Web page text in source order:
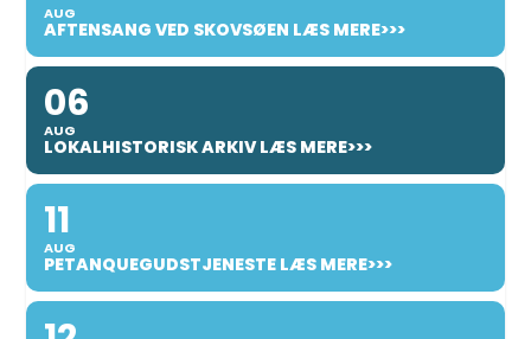
AUG
AFTENSANG VED SKOVSØEN LÆS MERE>>>
06
AUG
LOKALHISTORISK ARKIV LÆS MERE>>>
11
AUG
PETANQUEGUDSTJENESTE LÆS MERE>>>